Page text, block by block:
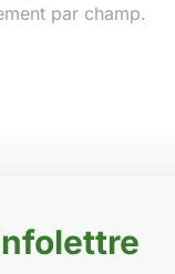
par champ.